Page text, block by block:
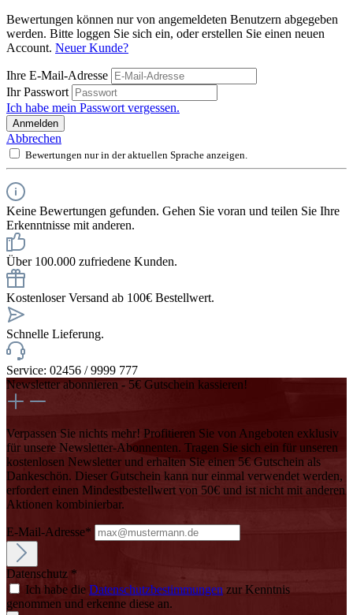
Bewertungen können nur von angemeldeten Benutzern abgegeben
werden. Bitte loggen Sie sich ein, oder erstellen Sie einen neuen
Account. Neuer Kunde?
Ihre E-Mail-Adresse
Ihr Passwort
Ich habe mein Passwort vergessen.
Anmelden
Abbrechen
Bewertungen nur in der aktuellen Sprache anzeigen.
Keine Bewertungen gefunden. Gehen Sie voran und teilen Sie Ihre
Erkenntnisse mit anderen.
Über 100.000 zufriedene Kunden.
Kostenloser Versand ab 100€ Bestellwert.
Schnelle Lieferung.
Service: 02456 / 9999 777
Newsletter abonnieren - 5€ Gutschein kassieren!
Verpassen Sie nichts mehr! Profitieren Sie von Angeboten exklusiv
für unsere Newsletter-Abonnenten. Tragen Sie sich ein für unseren
kostenlosen Newsletter und erhalten Sie einen 5€ Gutschein als
Dankeschön. Dieser Gutschein kann nur einmal verwendet werden,
erfordert einen Mindestbestellwert von 50€ und ist nicht mit anderen
Aktionen kombinierbar.
E-Mail-Adresse*
Datenschutz *
Ich habe die Datenschutzbestimmungen zur Kenntnis
genommen und erkenne diese an.